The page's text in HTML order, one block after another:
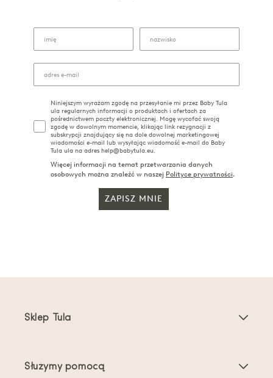
Niniejszym wyrażam zgodę na przesyłanie mi przez Baby Tula
ula regularnych informacji o produktach i ofertach za
pośrednictwem poczty elektronicznej. Mogę wycofać swoją
zgodę w dowolnym momencie, klikając link rezygnacji z
subskrypcji znajdujący się na dole dowolnej marketingowej
wiadomości e-mail lub wysyłając wiadomość e-mail do Baby
Tula ula na adres help@babytula.eu.
Więcej informacji na temat przetwarzania danych
osobowych można znaleźć w naszej Polityce prywatności.
ZAPISZ MNIE
Sklep Tula
Służymy pomocą